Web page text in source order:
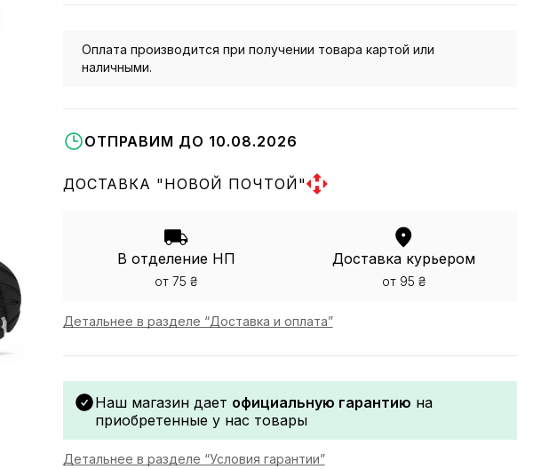
Оплата производится при получении товара картой или
наличными.
ОТПРАВИМ ДО 10.08.2026
ДОСТАВКА "НОВОЙ ПОЧТОЙ"
В отделение НП
от 75 ₴
Доставка курьером
от 95 ₴
Детальнее в разделе “Доставка и оплата”
Наш магазин дает официальную гарантию на
приобретенные у нас товары
Детальнее в разделе “Условия гарантии”